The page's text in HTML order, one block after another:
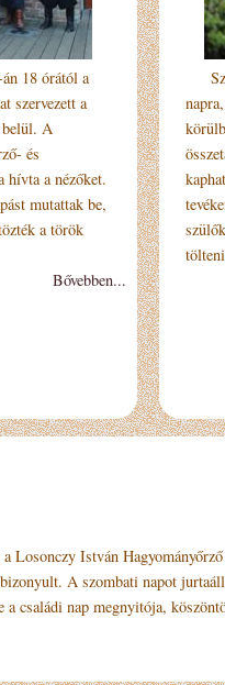
18 órától a
szervezett a
belül. A
és
hívta a nézőket.
mutattak be,
a török
Bővebben...
István Hagyományőrző
A szombati napot
családi nap megnyitója,